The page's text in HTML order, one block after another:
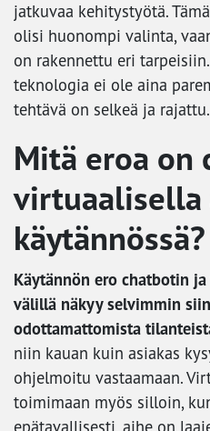
jatkuvaa kehitystyötä.
olisi huonompi valinta,
on rakennettu eri
teknologia ei ole aina
tehtävä on selkeä ja rajattu.
Mitä eroa on
virtuaalisella
käytännössä?
Käytännön ero chatbotin
välillä näkyy selvimmin
odottamattomista
niin kauan kuin asiakas
ohjelmoitu vastaamaan.
toimimaan myös silloin,
epätavallisesti, aihe on